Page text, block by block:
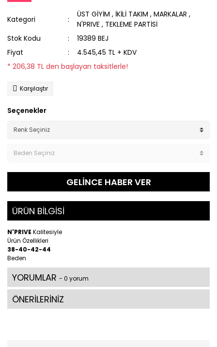
Kategori
ÜST GİYİM , İKİLİ TAKIM ,MARKALAR ,
N'PRIVE , TEKLEME PARTİSİ
Stok Kodu
19389 BEJ
Fiyat
4.545,45 TL + KDV
* 206,38 TL den başlayan taksitlerle!
Karşılaştır
Seçenekler
GELİNCE HABER VER
ÜRÜN BİLGİSİ
N'PRIVE Kalitesiyle
Ürün Özellikleri
38-40-42-44
Beden
YORUMLAR - 0 yorum
ÖNERİLERİNİZ